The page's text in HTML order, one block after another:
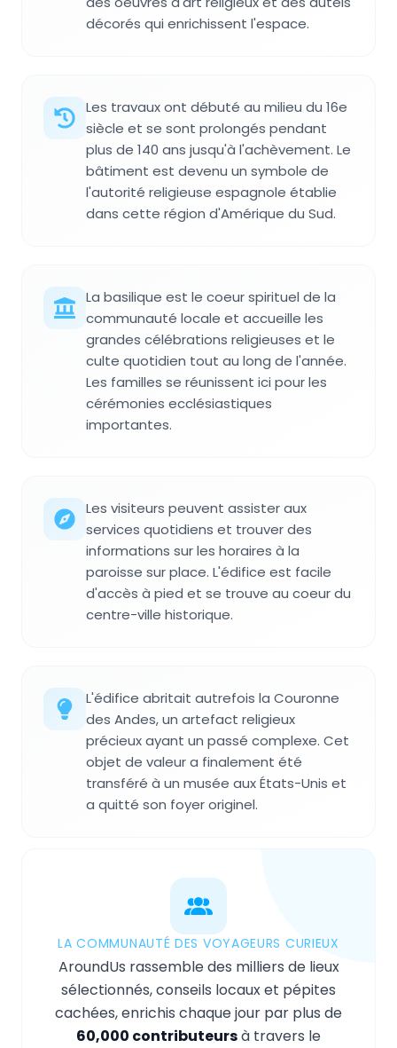
décorés qui enrichissent l'espace.
Les travaux ont débuté au milieu du 16e
siècle et se sont prolongés pendant
plus de 140 ans jusqu'à l'achèvement. Le
bâtiment est devenu un symbole de
l'autorité religieuse espagnole établie
dans cette région d'Amérique du Sud.
La basilique est le coeur spirituel de la
communauté locale et accueille les
grandes célébrations religieuses et le
culte quotidien tout au long de l'année.
Les familles se réunissent ici pour les
cérémonies ecclésiastiques
importantes.
Les visiteurs peuvent assister aux
services quotidiens et trouver des
informations sur les horaires à la
paroisse sur place. L'édifice est facile
d'accès à pied et se trouve au coeur du
centre-ville historique.
L'édifice abritait autrefois la Couronne
des Andes, un artefact religieux
précieux ayant un passé complexe. Cet
objet de valeur a finalement été
transféré à un musée aux États-Unis et
a quitté son foyer originel.
LA COMMUNAUTÉ DES VOYAGEURS CURIEUX
AroundUs rassemble des milliers de lieux
sélectionnés, conseils locaux et pépites
cachées, enrichis chaque jour par plus de
60,000 contributeursà travers le